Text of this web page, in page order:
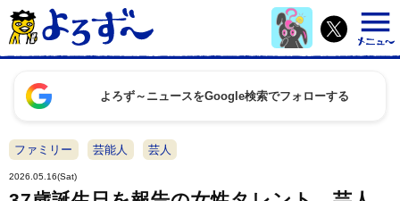
よろず～ニュースをGoogle検索でフォローする
ファミリー 芸能人 芸人
2026.05.16(Sat)